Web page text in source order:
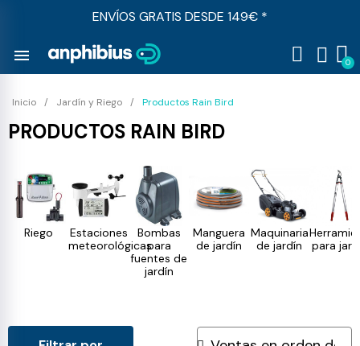
ENVÍOS GRATIS DESDE 149€ *
menu
Inicio Jardín y Riego Productos Rain Bird
PRODUCTOS RAIN BIRD
Riego
Estaciones
meteorológicas
Bombas
para
fuentes de
jardín
Manguera
de jardín
Maquinaria
de jardín
para